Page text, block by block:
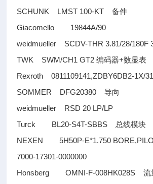
SCHUNK LMST 100-KT备件
Giacomello 19844A/90
weidmueller SCDV-THR 3.81/28/180F
TWK SWM/CH1 GT2编码器+数显表
Rexroth 0811109141,ZDBY6DB2-1X/
SOMMER DFG20380导向
weidmueller RSD 20 LP/LP
Turck BL20-S4T-SBBS 总线模块
NEXEN 5H50P-E*1.750
7000-17301-0000000
Honsberg OMNI-F-008HK028S流